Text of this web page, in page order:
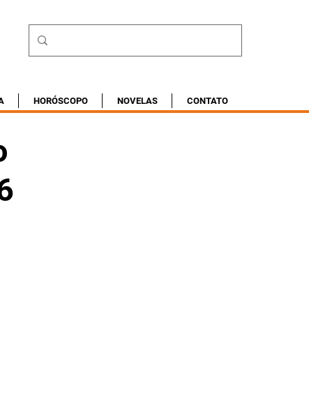
HORÓSCOPO NOVELAS CONTATO